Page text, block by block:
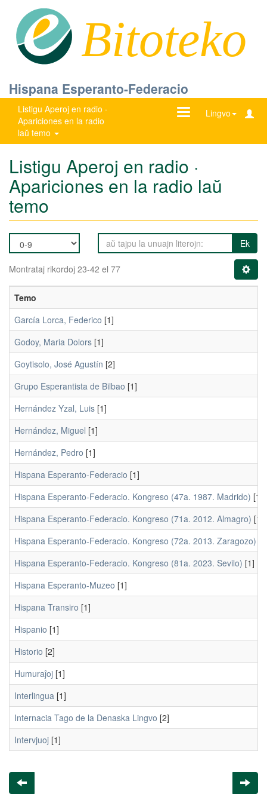
Bitoteko
Hispana Esperanto-Federacio
Listigu Aperoj en radio ·
Apariciones en la radio
laŭ temo
Lingvo
Ŝanĝu
Listigu Aperoj en radio ·
Apariciones en la radio laŭ
temo
Ek
Montrataj rikordoj 23-42 el 77
Temo
García Lorca, Federico [1]
Godoy, Maria Dolors [1]
Goytisolo, José Agustín [2]
Grupo Esperantista de Bilbao [1]
Hernández Yzal, Luis [1]
Hernández, Miguel [1]
Hernández, Pedro [1]
Hispana Esperanto-Federacio [1]
Hispana Esperanto-Federacio. Kongreso (47a. 1987. Madrido) [1]
Hispana Esperanto-Federacio. Kongreso (71a. 2012. Almagro) [1]
Hispana Esperanto-Federacio. Kongreso (72a. 2013. Zaragozo)
Hispana Esperanto-Federacio. Kongreso (81a. 2023. Sevilo) [1]
Hispana Esperanto-Muzeo [1]
Hispana Transiro [1]
Hispanio [1]
Historio [2]
Humuraĵoj [1]
Interlingua [1]
Internacia Tago de la Denaska Lingvo [2]
Intervjuoj [1]